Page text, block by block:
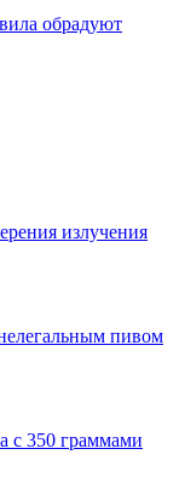
обрадуют
излучения
пивом
с 350 граммами